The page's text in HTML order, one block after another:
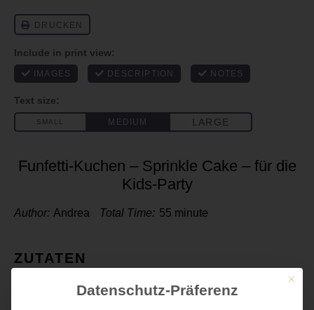
Funfetti-Kuchen – Sprinkle Cake – für die
Kids-Party
Author: Andrea Total Time: 55 minute
ZUTATEN
Mit
Datenschutz-Präferenz